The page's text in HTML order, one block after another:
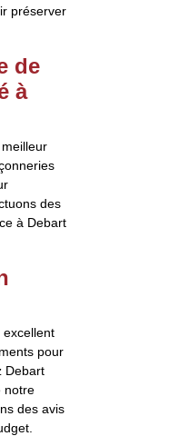
préserver
de
à
des
à Debart
pour
Debart
notre
des avis